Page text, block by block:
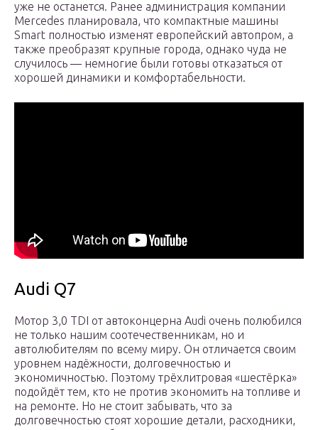
уже не останется. Ранее администрация компании
Mercedes планировала, что компактные машины
Smart полностью изменят европейский автопром, а
также преобразят крупные города, однако чуда не
случилось — немногие были готовы отказаться от
хорошей динамики и комфортабельности.
Audi Q7
Мотор 3,0 TDI от автоконцерна Audi очень полюбился
не только нашим соотечественникам, но и
автолюбителям по всему миру. Он отличается своим
уровнем надёжности, долговечностью и
экономичностью. Поэтому трёхлитровая «шестёрка»
подойдёт тем, кто не против экономить на топливе и
на ремонте. Но не стоит забывать, что за
долговечностью стоят хорошие детали, расходники,